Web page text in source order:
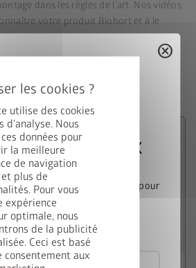
utilise des cookies
d'analyse. Nous
données pour
la meilleure
de navigation
plus de
Pour vous
expérience
optimale, nous
de la publicité
Ceci est basé
consentement aux
dans les règles de l'art. Nos vidéos
votre produit Biohort et à le
produits
cancel
une StyleBox
maintenant à notre newsletter pour
au tirage au sort.